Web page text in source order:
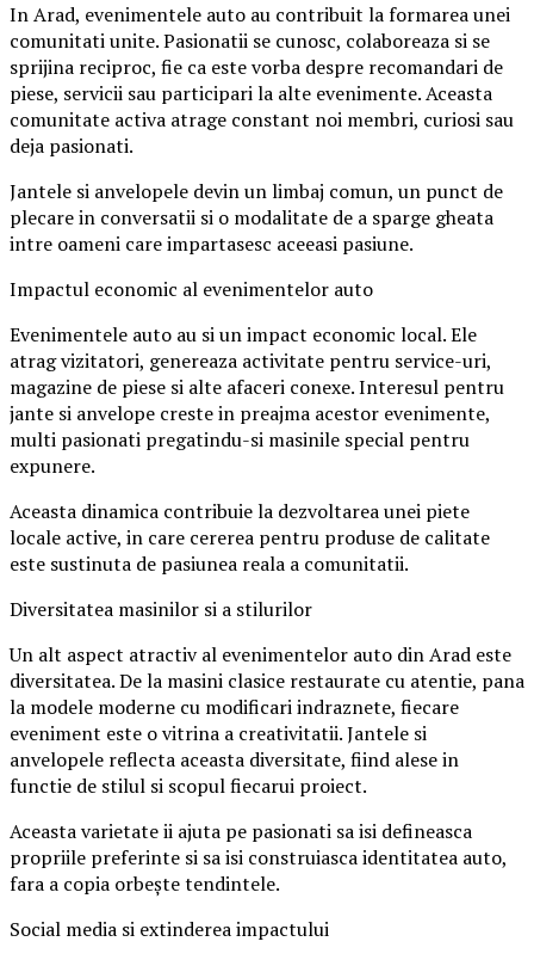
In Arad, evenimentele auto au contribuit la formarea unei
comunitati unite. Pasionatii se cunosc, colaboreaza si se
sprijina reciproc, fie ca este vorba despre recomandari de
piese, servicii sau participari la alte evenimente. Aceasta
comunitate activa atrage constant noi membri, curiosi sau
deja pasionati.
Jantele si anvelopele devin un limbaj comun, un punct de
plecare in conversatii si o modalitate de a sparge gheata
intre oameni care impartasesc aceeasi pasiune.
Impactul economic al evenimentelor auto
Evenimentele auto au si un impact economic local. Ele
atrag vizitatori, genereaza activitate pentru service-uri,
magazine de piese si alte afaceri conexe. Interesul pentru
jante si anvelope creste in preajma acestor evenimente,
multi pasionati pregatindu-si masinile special pentru
expunere.
Aceasta dinamica contribuie la dezvoltarea unei piete
locale active, in care cererea pentru produse de calitate
este sustinuta de pasiunea reala a comunitatii.
Diversitatea masinilor si a stilurilor
Un alt aspect atractiv al evenimentelor auto din Arad este
diversitatea. De la masini clasice restaurate cu atentie, pana
la modele moderne cu modificari indraznete, fiecare
eveniment este o vitrina a creativitatii. Jantele si
anvelopele reflecta aceasta diversitate, fiind alese in
functie de stilul si scopul fiecarui proiect.
Aceasta varietate ii ajuta pe pasionati sa isi defineasca
propriile preferinte si sa isi construiasca identitatea auto,
fara a copia orbește tendintele.
Social media si extinderea impactului